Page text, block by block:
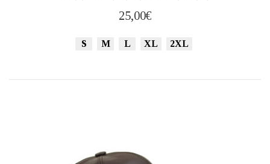
προϊόν
πολλαπλές
σελίδα
25,00€
S M L XL 2XL